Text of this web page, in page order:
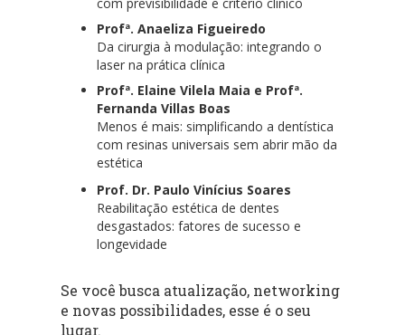
Profª. Anaeliza Figueiredo
Da cirurgia à modulação: integrando o
laser na prática clínica
Profª. Elaine Vilela Maia e Profª.
Fernanda Villas Boas
Menos é mais: simplificando a dentística
com resinas universais sem abrir mão da
estética
Prof. Dr. Paulo Vinícius Soares
Reabilitação estética de dentes
desgastados: fatores de sucesso e
longevidade
Se você busca atualização, networking
e novas possibilidades, esse é o seu
lugar.